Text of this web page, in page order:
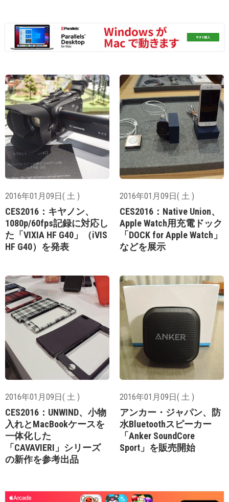
2016年01月09日( 土 )
CES2016：キヤノン、
1080p/60fps記録に対応し
た「VIXIA HF G40」（iVIS
HF G40）を発表
2016年01月09日( 土 )
CES2016：Native Union、
Apple Watch用充電ドック
「DOCK for Apple Watch」
などを展示
2016年01月09日( 土 )
CES2016：UNWIND、小物
入れとMacBookケースを
一体化した
「CAVAVIERI」シリーズ
の新作を参考出品
2016年01月09日( 土 )
アンカー・ジャパン、防
水Bluetoothスピーカー
「Anker SoundCore
Sport」を販売開始